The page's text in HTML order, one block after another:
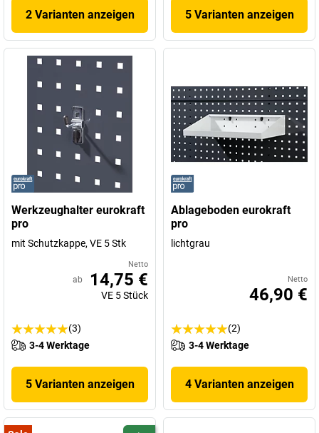
2 Varianten anzeigen 5 Varianten anzeigen
Werkzeughalter eurokraft
pro
mit Schutzkappe, VE 5 Stk
Netto
ab 14,75 €
VE 5Stück
(3)
3-4 Werktage
5 Varianten anzeigen
Ablageboden eurokraft
pro
lichtgrau
Netto
46,90 €
(2)
3-4 Werktage
4 Varianten anzeigen